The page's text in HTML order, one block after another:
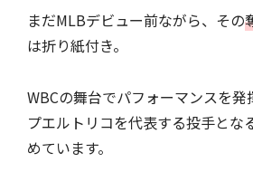
まだMLBデビュー前ながら、その
は折り紙付き。
WBCの舞台でパフォーマンスを
プエルトリコを代表する投手とな
めています。